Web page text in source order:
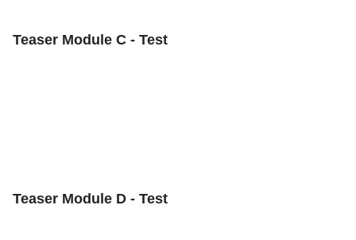
Teaser Module C - Test
Teaser Module D - Test